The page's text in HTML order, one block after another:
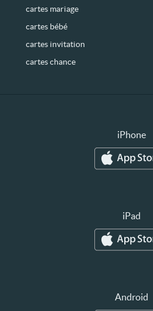
cartes mariage
cartes bébé
cartes invitation
cartes chance
iPhone
iPad
Android